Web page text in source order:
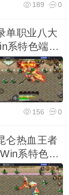
0
189
单职业八大
系特色端
0
156
仑热血王者
系特色端